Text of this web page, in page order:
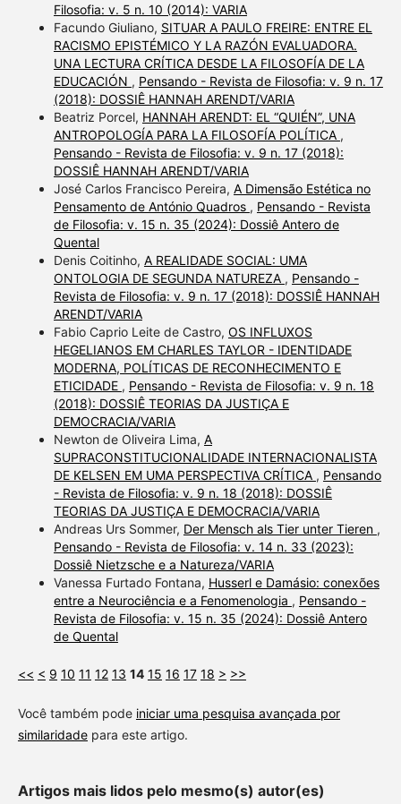
Filosofia: v. 5 n. 10 (2014): VARIA
Facundo Giuliano, SITUAR A PAULO FREIRE: ENTRE EL
RACISMO EPISTÉMICO Y LA RAZÓN EVALUADORA.
UNA LECTURA CRÍTICA DESDE LA FILOSOFÍA DE LA
EDUCACIÓN , Pensando - Revista de Filosofia: v. 9 n. 17
(2018): DOSSIÊ HANNAH ARENDT/VARIA
Beatriz Porcel, HANNAH ARENDT: EL “QUIÉN”, UNA
ANTROPOLOGÍA PARA LA FILOSOFÍA POLÍTICA ,
Pensando - Revista de Filosofia: v. 9 n. 17 (2018):
DOSSIÊ HANNAH ARENDT/VARIA
José Carlos Francisco Pereira, A Dimensão Estética no
Pensamento de António Quadros , Pensando - Revista
de Filosofia: v. 15 n. 35 (2024): Dossiê Antero de
Quental
Denis Coitinho, A REALIDADE SOCIAL: UMA
ONTOLOGIA DE SEGUNDA NATUREZA , Pensando -
Revista de Filosofia: v. 9 n. 17 (2018): DOSSIÊ HANNAH
ARENDT/VARIA
Fabio Caprio Leite de Castro, OS INFLUXOS
HEGELIANOS EM CHARLES TAYLOR - IDENTIDADE
MODERNA, POLÍTICAS DE RECONHECIMENTO E
ETICIDADE , Pensando - Revista de Filosofia: v. 9 n. 18
(2018): DOSSIÊ TEORIAS DA JUSTIÇA E
DEMOCRACIA/VARIA
Newton de Oliveira Lima, A
SUPRACONSTITUCIONALIDADE INTERNACIONALISTA
DE KELSEN EM UMA PERSPECTIVA CRÍTICA , Pensando
- Revista de Filosofia: v. 9 n. 18 (2018): DOSSIÊ
TEORIAS DA JUSTIÇA E DEMOCRACIA/VARIA
Andreas Urs Sommer, Der Mensch als Tier unter Tieren ,
Pensando - Revista de Filosofia: v. 14 n. 33 (2023):
Dossiê Nietzsche e a Natureza/VARIA
Vanessa Furtado Fontana, Husserl e Damásio: conexões
entre a Neurociência e a Fenomenologia , Pensando -
Revista de Filosofia: v. 15 n. 35 (2024): Dossiê Antero
de Quental
<< < 9 10 11 12 13 14 15 16 17 18 > >>
Você também pode iniciar uma pesquisa avançada por
similaridadepara este artigo.
Artigos mais lidos pelo mesmo(s) autor(es)